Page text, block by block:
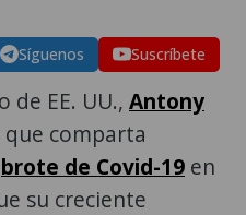
Síguenos Suscríbete
de EE. UU., Antony
que comparta
brote de Covid-19 en
su creciente